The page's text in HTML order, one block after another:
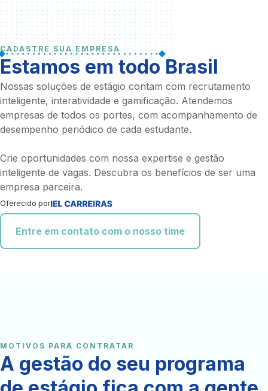
CADASTRE SUA EMPRESA
Estamos em todo Brasil
Nossas soluções de estágio contam com recrutamento
inteligente, interatividade e gamificação. Atendemos
empresas de todos os portes, com acompanhamento de
desempenho periódico de cada estudante.
Crie oportunidades com nossa expertise e gestão
inteligente de vagas. Descubra os benefícios de ser uma
empresa parceira.
Oferecido por
Entre em contato com o nosso time
MOTIVOS PARA CONTRATAR
A gestão do seu programa